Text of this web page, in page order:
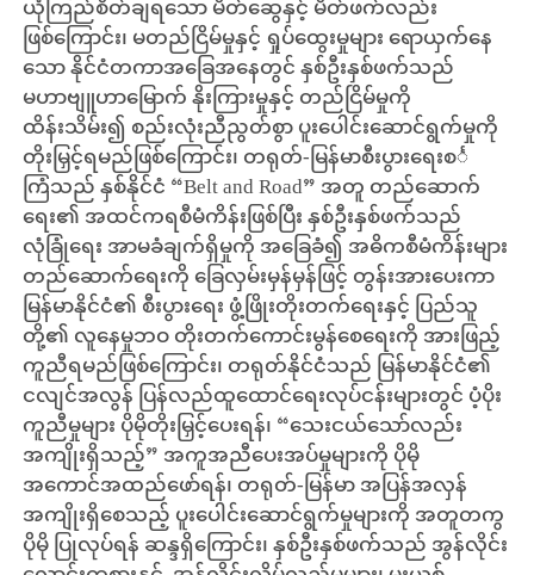
ယုံကြည်စိတ်ချရသော မိတ်ဆွေနှင့် မိတ်ဖက်လည်း
ဖြစ်ကြောင်း၊ မတည်ငြိမ်မှုနှင့် ရှုပ်ထွေးမှုများ ရောယှက်နေ
သော နိုင်ငံတကာအခြေအနေတွင် နှစ်ဦးနှစ်ဖက်သည်
မဟာဗျူဟာမြောက် နိုးကြားမှုနှင့် တည်ငြိမ်မှုကို
ထိန်းသိမ်း၍ စည်းလုံးညီညွတ်စွာ ပူးပေါင်းဆောင်ရွက်မှုကို
တိုးမြှင့်ရမည်ဖြစ်ကြောင်း၊ တရုတ်-မြန်မာစီးပွားရေးစင်္
ကြံသည် နှစ်နိုင်ငံ “Belt and Road” အတူ တည်ဆောက်
ရေး၏ အထင်ကရစီမံကိန်းဖြစ်ပြီး နှစ်ဦးနှစ်ဖက်သည်
လုံခြုံရေး အာမခံချက်ရှိမှုကို အခြေခံ၍ အဓိကစီမံကိန်းများ
တည်ဆောက်ရေးကို ခြေလှမ်းမှန်မှန်ဖြင့် တွန်းအားပေးကာ
မြန်မာနိုင်ငံ၏ စီးပွားရေး ဖွံ့ဖြိုးတိုးတက်ရေးနှင့် ပြည်သူ
တို့၏ လူနေမှုဘဝ တိုးတက်ကောင်းမွန်စေရေးကို အားဖြည့်
ကူညီရမည်ဖြစ်ကြောင်း၊ တရုတ်နိုင်ငံသည် မြန်မာနိုင်ငံ၏
ငလျင်အလွန် ပြန်လည်ထူထောင်ရေးလုပ်ငန်းများတွင် ပံ့ပိုး
ကူညီမှုများ ပိုမိုတိုးမြှင့်ပေးရန်၊ “သေးငယ်သော်လည်း
အကျိုးရှိသည့်” အကူအညီပေးအပ်မှုများကို ပိုမို
အကောင်အထည်ဖော်ရန်၊ တရုတ်-မြန်မာ အပြန်အလှန်
အကျိုးရှိစေသည့် ပူးပေါင်းဆောင်ရွက်မှုများကို အတူတကွ
ပိုမို ပြုလုပ်ရန် ဆန္ဒရှိကြောင်း၊ နှစ်ဦးနှစ်ဖက်သည် အွန်လိုင်း